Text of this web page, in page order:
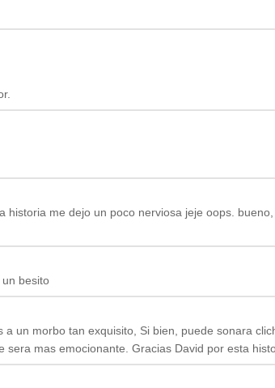
historia me dejo un poco nerviosa jeje oops.
besito
un morbo tan exquisito, Si bien, puede sonara
mas emocionante. Gracias David por esta